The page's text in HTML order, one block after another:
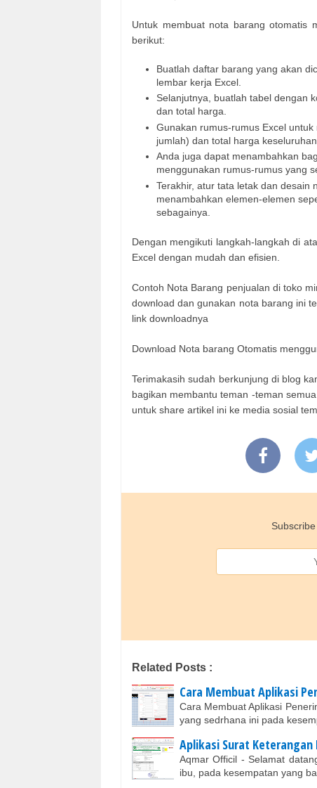
Untuk membuat nota barang otomatis
berikut:
Buatlah daftar barang yang akan
lembar kerja Excel.
Selanjutnya, buatlah tabel dengan
dan total harga.
Gunakan rumus-rumus Excel
jumlah) dan total harga keseluruhan.
Anda juga dapat menambahkan
menggunakan rumus-rumus yang
Terakhir, atur tata letak dan desain
menambahkan elemen-elemen
sebagainya.
Dengan mengikuti langkah-langkah di
Excel dengan mudah dan efisien.
Contoh Nota Barang penjualan di toko
download dan gunakan nota barang ini
link downloadnya
Download Nota barang Otomatis
Terimakasih sudah berkunjung di blog
bagikan membantu teman -teman
untuk share artikel ini ke media sosial
Related Posts :
Cara Membuat Aplikasi
Cara Membuat Aplikasi
yang sedrhana ini pada
Aplikasi Surat Keterangan
Aqmar Officil - Selamat
ibu, pada kesempatan yang